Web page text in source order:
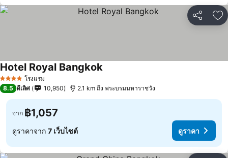
แชร์ เ
4 ดาว โรงแรม
Hotel Royal Bangkok
8.5 ดีเลิศ 10,950 2.1 km ถึง พระบรมมหาราชวัง
จาก ฿1,057
ดูราคาจาก 7 เว็บไซต์ ดูราคา